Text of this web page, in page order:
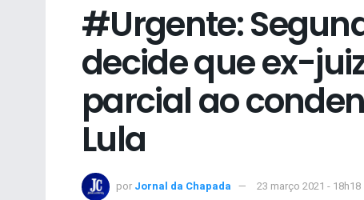
#Urgente:
decide que ex-
parcial ao
Lula
por Jornal da Chapada
23 março 2021 - 18h18